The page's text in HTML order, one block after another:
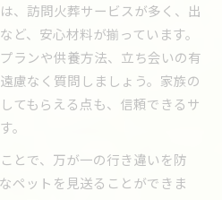
、訪問火葬サービスが多く、出
ど、安心材料が揃っています。
ランや供養方法、立ち会いの有
慮なく質問しましょう。家族の
てもらえる点も、信頼できるサ
。
とで、万が一の行き違いを防
ペットを見送ることができま